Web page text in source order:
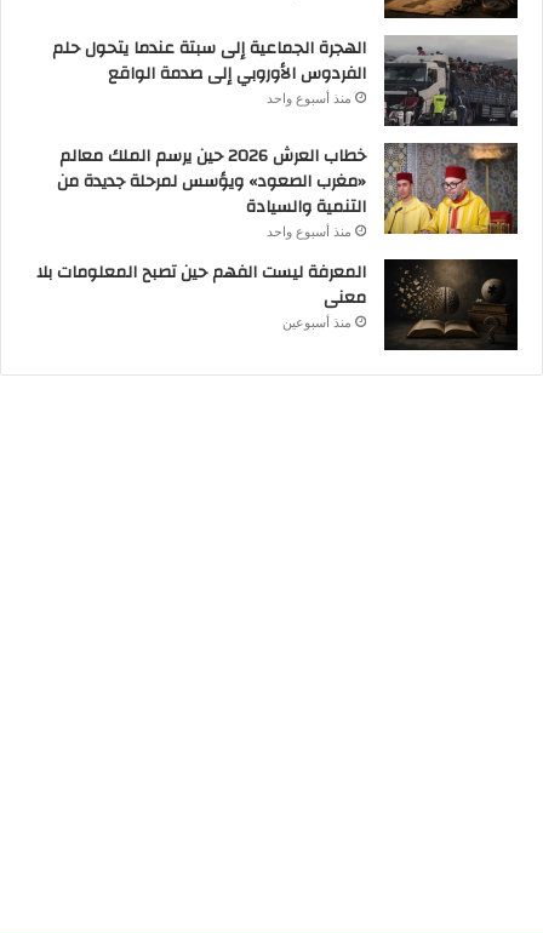
الهجرة الجماعية إلى سبتة عندما يتحول حلم
الفردوس الأوروبي إلى صدمة الواقع
منذ أسبوع واحد
خطاب العرش 2026 حين يرسم الملك معالم
«مغرب الصعود» ويؤسس لمرحلة جديدة من
التنمية والسيادة
منذ أسبوع واحد
المعرفة ليست الفهم حين تصبح المعلومات بلا
معنى
منذ أسبوعين